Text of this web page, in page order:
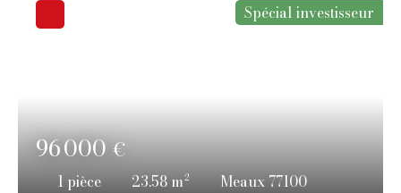
96 000€
1 pièce 23.58 m² Meaux 77100
Spécial investisseur